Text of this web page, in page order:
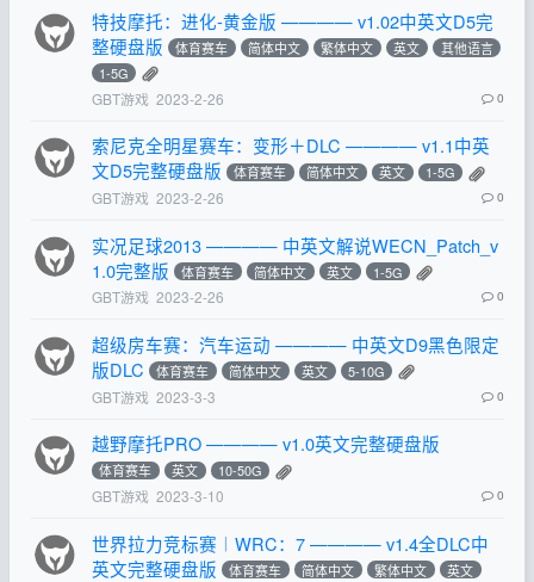
特技摩托：进化-黄金版 ———— v1.02中英文D5完
整硬盘版
体育赛车 简体中文 繁体中文 英文
其他语言
1-5G
GBT游戏 2023-2-26 0
索尼克全明星赛车：变形＋DLC ———— v1.1中英
文D5完整硬盘版
体育赛车 简体中文 英文 1-5G
GBT游戏 2023-2-26 0
实况足球2013 ———— 中英文解说WECN_Patch_v
1.0完整版
体育赛车 简体中文 英文 1-5G
GBT游戏 2023-2-26 0
超级房车赛：汽车运动 ———— 中英文D9黑色限定
版DLC
体育赛车 简体中文 英文 5-10G
GBT游戏 2023-3-3 0
越野摩托PRO ———— v1.0英文完整硬盘版
体育赛车 英文 10-50G
GBT游戏 2023-3-10 0
世界拉力竞标赛︱WRC：7 ———— v1.4全DLC中
英文完整硬盘版
体育赛车 简体中文 繁体中文
英文